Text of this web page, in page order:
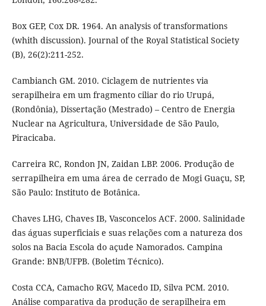
Box GEP, Cox DR. 1964. An analysis of transformations
(whith discussion). Journal of the Royal Statistical Society
(B), 26(2):211-252.
Cambianch GM. 2010. Ciclagem de nutrientes via
serapilheira em um fragmento ciliar do rio Urupá,
(Rondônia), Dissertação (Mestrado) – Centro de Energia
Nuclear na Agricultura, Universidade de São Paulo,
Piracicaba.
Carreira RC, Rondon JN, Zaidan LBP. 2006. Produção de
serrapilheira em uma área de cerrado de Mogi Guaçu, SP,
São Paulo: Instituto de Botânica.
Chaves LHG, Chaves IB, Vasconcelos ACF. 2000. Salinidade
das águas superficiais e suas relações com a natureza dos
solos na Bacia Escola do açude Namorados. Campina
Grande: BNB/UFPB. (Boletim Técnico).
Costa CCA, Camacho RGV, Macedo ID, Silva PCM. 2010.
Análise comparativa da produção de serapilheira em